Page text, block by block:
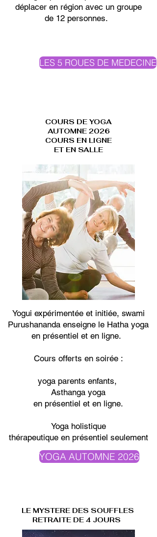
déplacer en région avec un groupe
de 12 personnes.
LES 5 ROUES DE MEDECINE
COURS DE YOGA
AUTOMNE 2026
COURS EN LIGNE
ET EN SALLE
Yogui expérimentée et initiée, swami
Purushananda enseigne le Hatha yoga
en présentiel et en ligne.
Cours offerts en soirée :
yoga parents enfants,
Asthanga yoga
en présentiel et en ligne.
Yoga holistique
thérapeutique en présentiel seulement
YOGA AUTOMNE 2026
LE MYSTERE DES SOUFFLES
RETRAITE DE 4 JOURS